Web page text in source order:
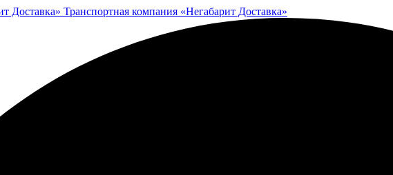
Транспортная компания «Негабарит Доставка»